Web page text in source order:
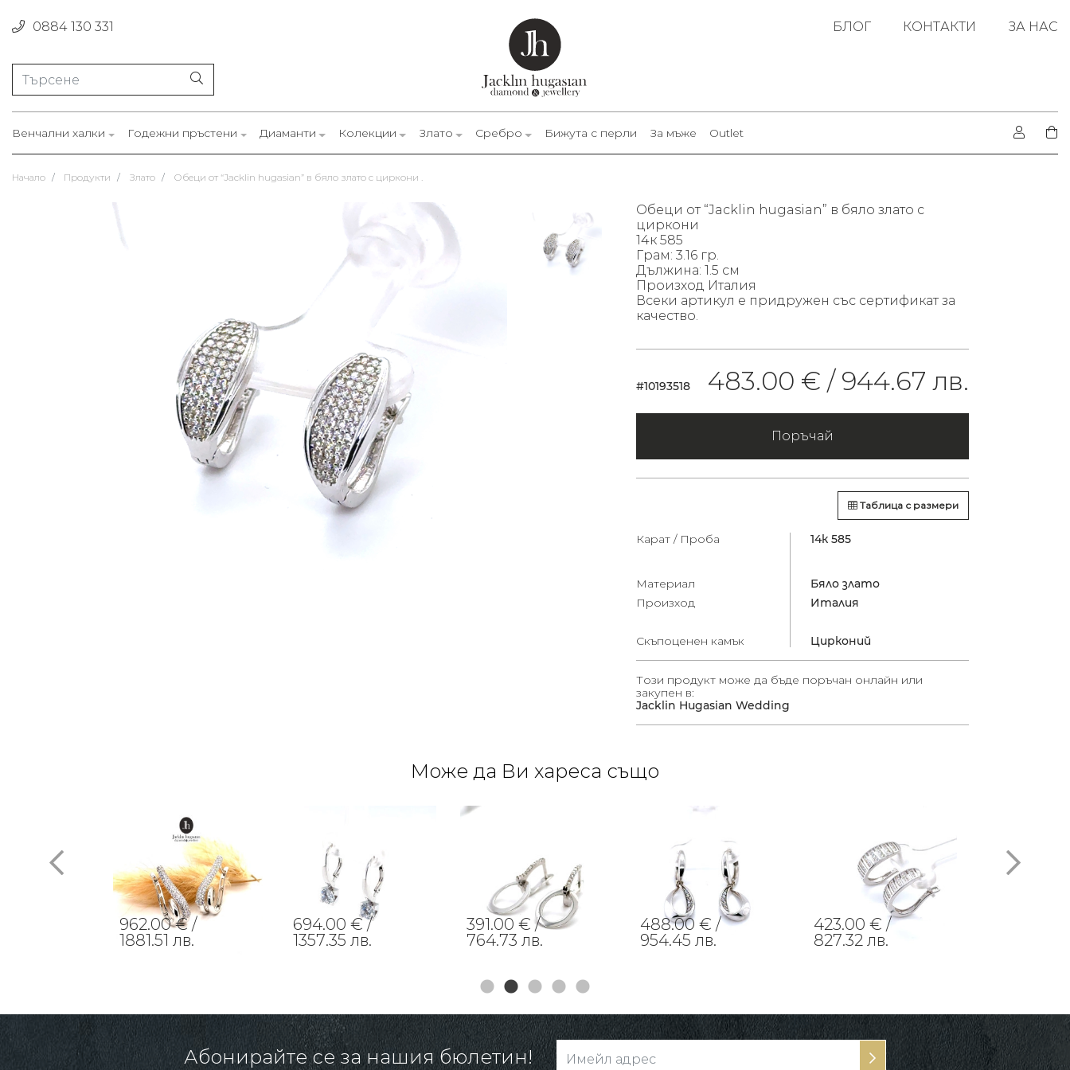
0884 130 331 БЛОГ КОНТАКТИ ЗА НАС
Венчални халки Годежни пръстени Диаманти Колекции Злато Сребро Бижута с перли За мъже Outlet
Начало Продукти Злато Обеци от “Jacklin hugasian” в бяло злато с циркони .
Обеци от “Jacklin hugasian” в бяло злато с
циркони
14к 585
Грам: 3.16 гр.
Дължина: 1.5 см
Произход Италия
Всеки артикул е придружен със сертификат за
качество.
#10193518 483.00 € / 944.67 лв.
Поръчай
Таблица с размери
Карат / Проба 14к 585
Материал
Бяло злато
Произход
Италия
Скъпоценен камък Цирконий
Този продукт може да бъде поръчан онлайн или
закупен в:
Jacklin Hugasian Wedding
Може да Ви хареса също
962.00 € /
1881.51 лв.
694.00 € /
1357.35 лв.
391.00 € /
764.73 лв.
488.00 € /
954.45 лв.
423.00 € /
827.32 лв.
Абонирайте се за нашия бюлетин!